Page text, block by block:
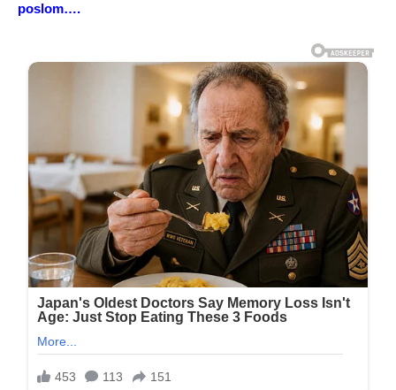
poslom….